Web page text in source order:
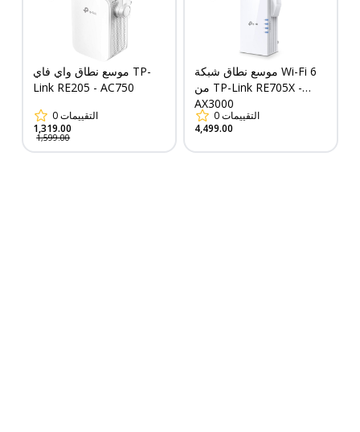
موسع نطاق واي فاي TP-
Link RE205 - AC750
0التقييمات
1,319.00
1,599.00
موسع نطاق شبكة Wi-Fi 6
من TP-Link RE705X -
AX3000
0التقييمات
4,499.00